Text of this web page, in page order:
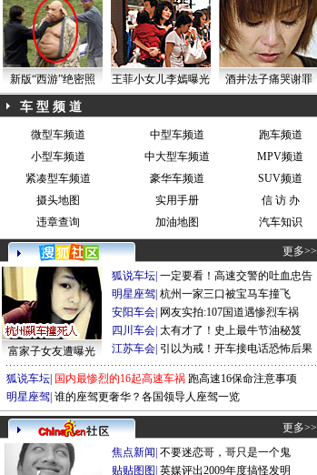
新版“西游”绝密照 王菲小女儿李嫣曝光 酒井法子痛哭谢罪
车 型 频 道
微型车频道 中型车频道
跑车频道
小型车频道
中大型车频道
MPV频道
紧凑型车频道
豪华车频道
SUV频道
摄头地图
实用手册
信 访 办
违章查询
加油地图 汽车知识
更多>>
富家子女友遭曝光
狐说车坛 一定要看！高速交警的吐血忠告
明星座驾 杭州一家三口被宝马车撞飞
安阳车会 网友实拍:107国道遇惨烈车祸
四川车会 太有才了！史上最牛节油秘笈
江苏车会 引以为戒！开车接电话恐怖后果
狐说车坛 国内最惨烈的16起高速车祸 跑高速16保命注意事项
明星座驾 谁的座驾更奢华？各国领导人座驾一览
更多>>
焦点新闻 不要迷恋哥，哥只是一个鬼
贴贴图图 英媒评出2009年度搞怪发明